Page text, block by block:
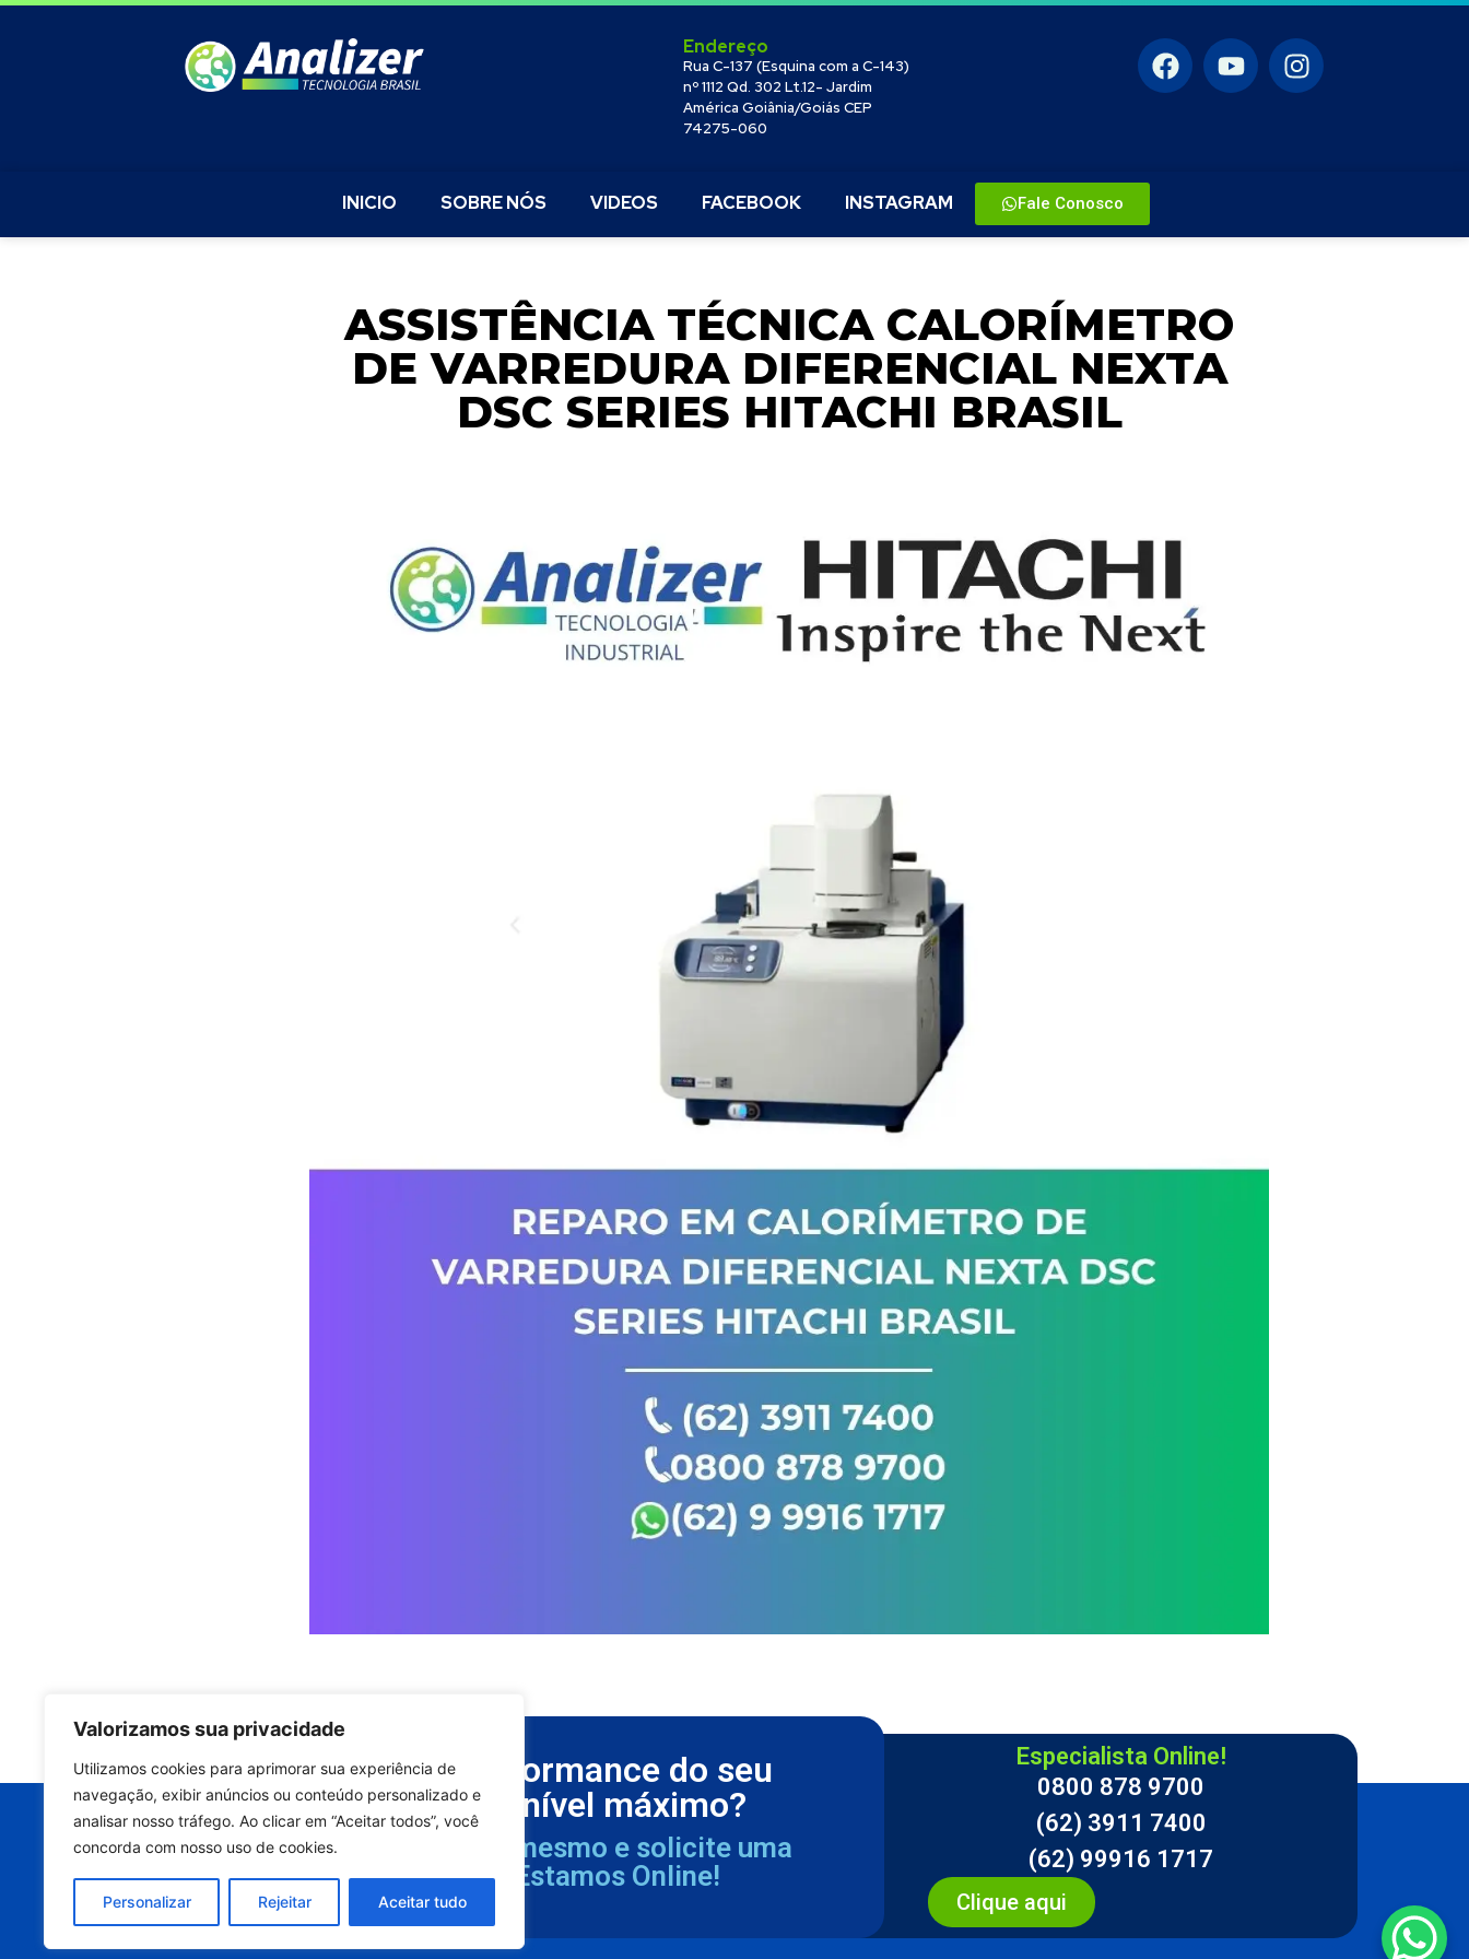
Valorizamos sua privacidade
Utilizamos cookies para aprimorar sua experiência de
navegação, exibir anúncios ou conteúdo personalizado e
analisar nosso tráfego. Ao clicar em “Aceitar todos”, você
concorda com nosso uso de cookies.
Personalizar Rejeitar Aceitar tudo
Endereço
Rua C-137 (Esquina com a C-143)
nº 1112 Qd. 302 Lt.12- Jardim
América Goiânia/Goiás CEP
74275-060
INICIO SOBRE NÓS VIDEOS FACEBOOK INSTAGRAM Fale Conosco
ASSISTÊNCIA TÉCNICA CALORÍMETRO
DE VARREDURA DIFERENCIAL NEXTA
DSC SERIES HITACHI BRASIL
Quer manter a performance do seu
equipamento em nível máximo?
Entre em contato agora mesmo e solicite uma
avaliação técnica. Estamos Online!
Especialista Online!
0800 878 9700
(62) 3911 7400
(62) 99916 1717
Clique aqui